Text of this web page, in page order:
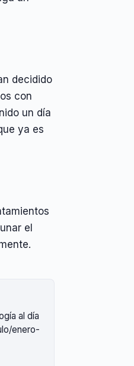
decidido
con
un día
ya es
el
al día
enero-